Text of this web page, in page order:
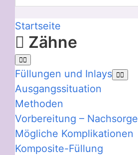
Startseite
Zähne
Füllungen und Inlays
Ausgangssituation
Methoden
Vorbereitung – Nachsorge
Mögliche Komplikationen
Komposite-Füllung